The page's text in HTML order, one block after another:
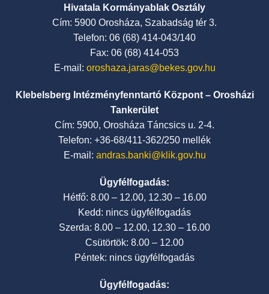
Hivatala Kormányablak Osztály
Cím: 5900 Orosháza, Szabadság tér 3.
Telefon: 06 (68) 414-043/140
Fax: 06 (68) 414-053
E-mail: oroshaza.jaras@bekes.gov.hu
Klebelsberg Intézményfenntartó Központ – Orosházi
Tankerület
Cím: 5900, Orosháza Táncsics u. 2-4.
Telefon: +36-68/411-362/250 mellék
E-mail: andras.banki@klik.gov.hu
Ügyfélfogadás:
Hétfő: 8.00 – 12.00, 12.30 – 16.00
Kedd: nincs ügyfélfogadás
Szerda: 8.00 – 12.00, 12.30 – 16.00
Csütörtök: 8.00 – 12.00
Péntek: nincs ügyfélfogadás
Ügyfélfogadás: